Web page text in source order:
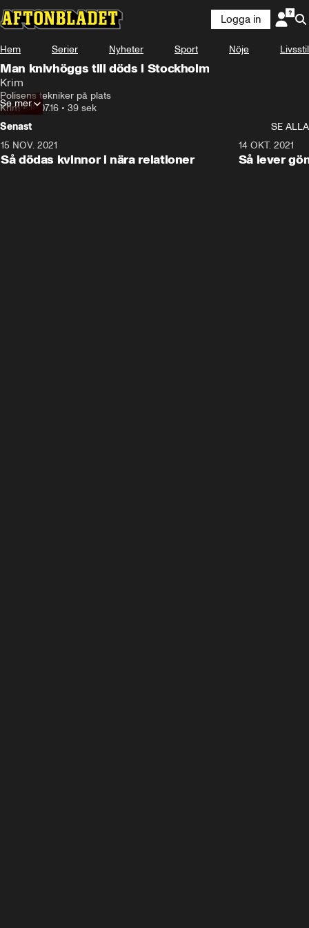
Logga in
Hem Serier Nyheter Sport Nöje Livsstil
Man knivhöggs till döds i Stockholm
Krim
Polisens tekniker på plats
Krim•18.07.16 • 39 sek
Se mer
Senast
SE ALLA
15 NOV. 2021
Så dödas kvinnor i nära relationer
14 OKT. 2021
Så lever